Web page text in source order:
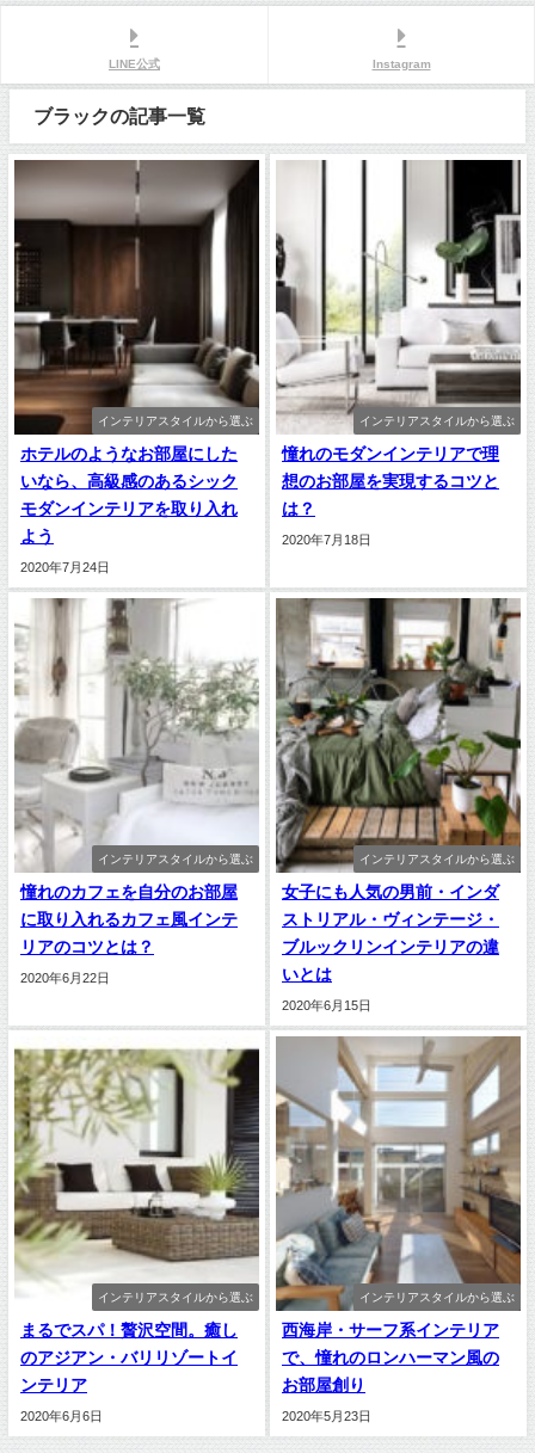
LINE公式 Instagram
ブラックの記事一覧
インテリアスタイルから選ぶ
ホテルのようなお部屋にした
いなら、高級感のあるシック
モダンインテリアを取り入れ
よう
2020年7月24日
インテリアスタイルから選ぶ
憧れのモダンインテリアで理
想のお部屋を実現するコツと
は？
2020年7月18日
インテリアスタイルから選ぶ
憧れのカフェを自分のお部屋
に取り入れるカフェ風インテ
リアのコツとは？
2020年6月22日
インテリアスタイルから選ぶ
女子にも人気の男前・インダ
ストリアル・ヴィンテージ・
ブルックリンインテリアの違
いとは
2020年6月15日
インテリアスタイルから選ぶ
まるでスパ！贅沢空間。癒し
のアジアン・バリリゾートイ
ンテリア
2020年6月6日
インテリアスタイルから選ぶ
西海岸・サーフ系インテリア
で、憧れのロンハーマン風の
お部屋創り
2020年5月23日